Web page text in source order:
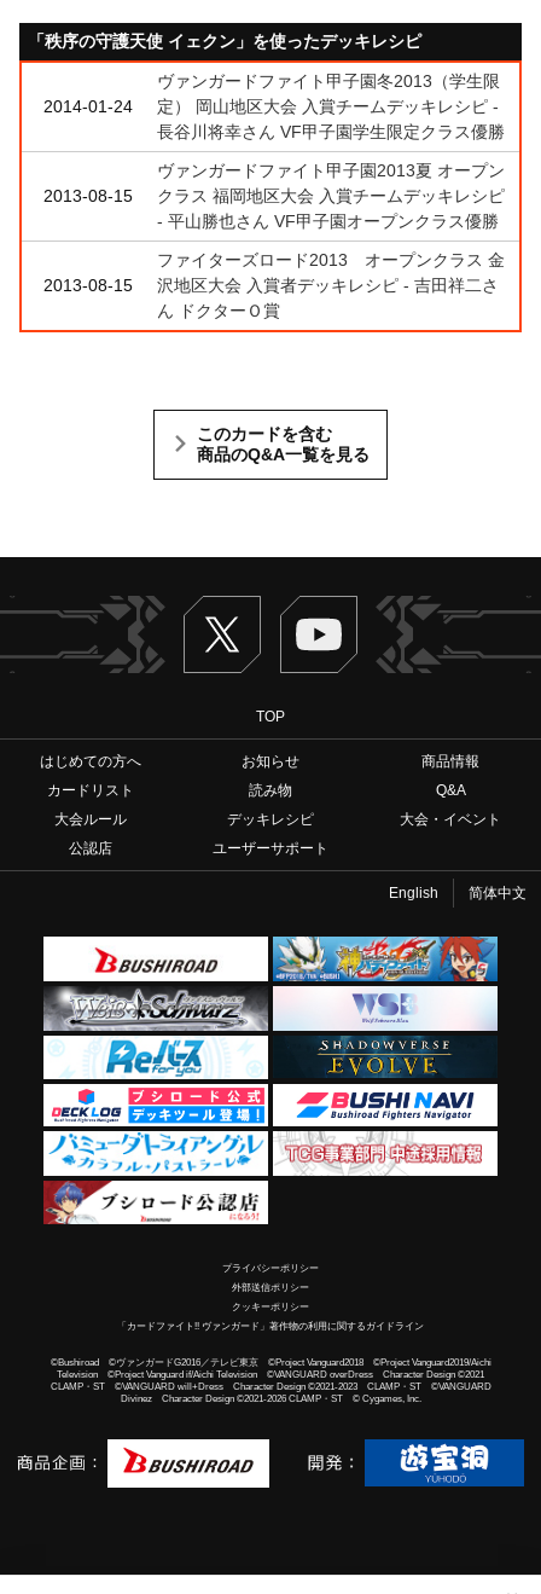
「秩序の守護天使 イェクン」を使ったデッキレシピ
2014-01-24
ヴァンガードファイト甲子園冬2013（学生限
定） 岡山地区大会 入賞チームデッキレシピ -
長谷川将幸さん VF甲子園学生限定クラス優勝
2013-08-15
ヴァンガードファイト甲子園2013夏 オープン
クラス 福岡地区大会 入賞チームデッキレシピ
- 平山勝也さん VF甲子園オープンクラス優勝
2013-08-15
ファイターズロード2013 オープンクラス 金
沢地区大会 入賞者デッキレシピ - 吉田祥二さ
ん ドクターＯ賞
このカードを含む
商品のQ&A一覧を見る
Twitter ヴァンガードch
TOP
はじめての方へ お知らせ
商品情報
カードリスト
読み物
Q&A
大会ルール
デッキレシピ
大会・イベント
公認店
ユーザーサポート
English 简体中文
プライバシーポリシー
外部送信ポリシー
クッキーポリシー
「カードファイト!! ヴァンガード」著作物の利用に関するガイドライン
©Bushiroad ©ヴァンガードG2016／テレビ東京 ©Project Vanguard2018 ©Project Vanguard2019/Aichi
Television ©Project Vanguard if/Aichi Television ©VANGUARD overDress Character Design ©2021
CLAMP・ST ©VANGUARD will+Dress Character Design ©2021-2023 CLAMP・ST ©VANGUARD
Divinez Character Design ©2021-2026 CLAMP・ST © Cygames, Inc.